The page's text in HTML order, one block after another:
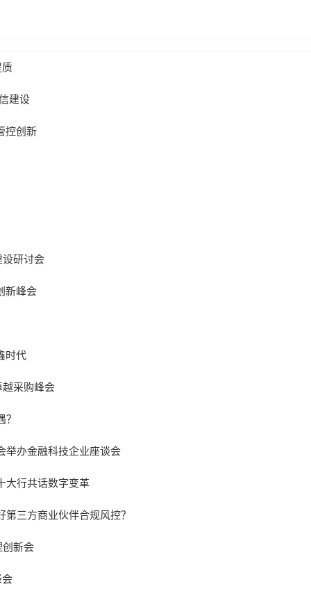
建设
控创新
研讨会
新峰会
时代
采购峰会
举办金融科技企业座谈会
大行共话数字变革
三方商业伙伴合规风控？
新会